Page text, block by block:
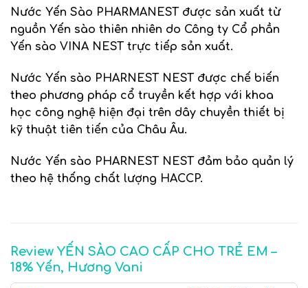
Nước Yến Sào PHARMANEST được sản xuất từ
nguồn Yến sào thiên nhiên do Công ty Cổ phần
Yến sào VINA NEST trực tiếp sản xuất.
Nước Yến sào PHARNEST NEST được chế biến
theo phương pháp cổ truyền kết hợp với khoa
học công nghệ hiện đại trên dây chuyền thiết bị
kỹ thuật tiên tiến của Châu Âu.
Nước Yến sào PHARNEST NEST đảm bảo quản lý
theo hệ thống chất lượng HACCP.
Review YẾN SÀO CAO CẤP CHO TRẺ EM –
18% Yến, Hương Vani